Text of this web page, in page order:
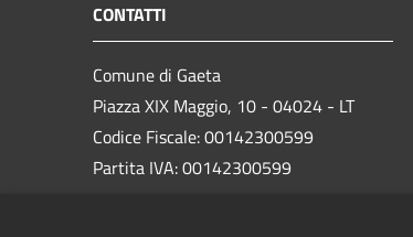
CONTATTI
Comune di Gaeta
Piazza XIX Maggio, 10 - 04024 - LT
Codice Fiscale: 00142300599
Partita IVA: 00142300599